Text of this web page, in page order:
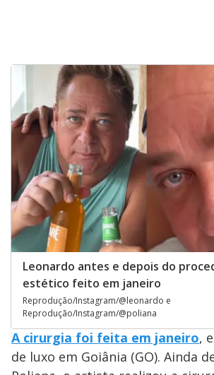
Leonardo antes e depois do
estético feito em janeiro
Reprodução/Instagram/@leonardo e
Reprodução/Instagram/@poliana
A cirurgia foi feita em janeiro,
de luxo em Goiânia (GO). Ainda